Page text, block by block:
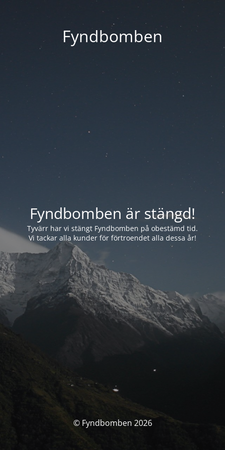
Fyndbomben
Fyndbomben är stängd!
Tyvärr har vi stängt Fyndbomben på obestämd tid.
Vi tackar alla kunder för förtroendet alla dessa år!
© Fyndbomben 2026